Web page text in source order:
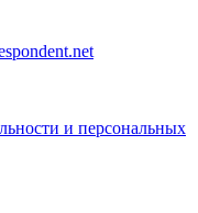
и персональных